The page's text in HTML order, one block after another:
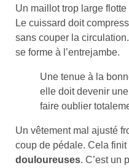
Un maillot trop large
Le cuissard doit
sans couper la
se forme à l’entrejambe.
Une tenue à la
elle doit devenir
faire oublier
Un vêtement mal ajusté
coup de pédale. Cela finit
douloureuses. C’est un